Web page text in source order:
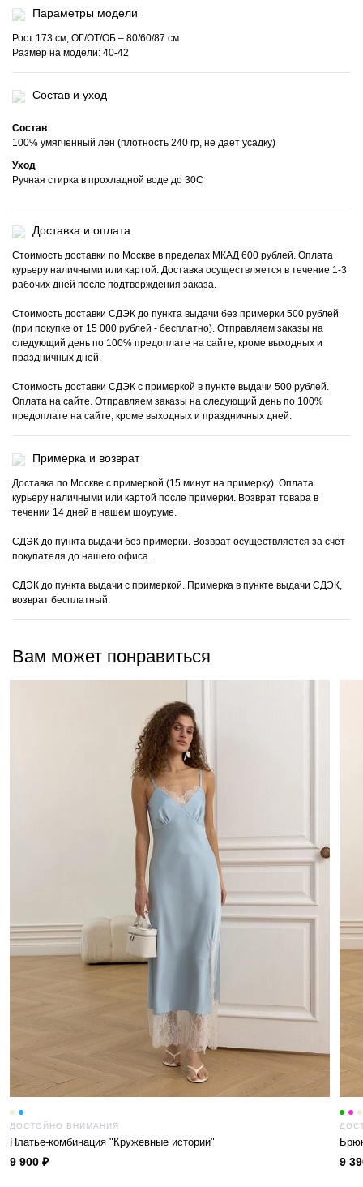
Параметры модели
Рост 173 см, ОГ/ОТ/ОБ – 80/60/87 см
Размер на модели: 40-42
Состав и уход
Состав
100% умягчённый лён (плотность 240 гр, не даёт усадку)
Уход
Ручная стирка в прохладной воде до 30С
Доставка и оплата
Стоимость доставки по Москве в пределах МКАД 600 рублей. Оплата
курьеру наличными или картой. Доставка осуществляется в течение 1-3
рабочих дней после подтверждения заказа.
Стоимость доставки СДЭК до пункта выдачи без примерки 500 рублей
(при покупке от 15 000 рублей - бесплатно). Отправляем заказы на
следующий день по 100% предоплате на сайте, кроме выходных и
праздничных дней.
Стоимость доставки СДЭК с примеркой в пункте выдачи 500 рублей.
Оплата на сайте. Отправляем заказы на следующий день по 100%
предоплате на сайте, кроме выходных и праздничных дней.
Примерка и возврат
Доставка по Москве с примеркой (15 минут на примерку). Оплата
курьеру наличными или картой после примерки. Возврат товара в
течении 14 дней в нашем шоуруме.
СДЭК до пункта выдачи без примерки. Возврат осуществляется за счёт
покупателя до нашего офиса.
СДЭК до пункта выдачи с примеркой. Примерка в пункте выдачи СДЭК,
возврат бесплатный.
Вам может понравиться
ДОСТОЙНО ВНИМАНИЯ
Платье-комбинация "Кружевные истории"
9 900 ₽ 9